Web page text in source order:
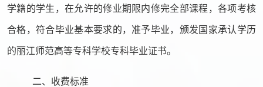
学籍的学生，在允许的修业期限内修完全部课程，各项考核
合格，符合毕业基本要求的，准予毕业，颁发国家承认学历
的丽江师范高等专科学校专科毕业证书。
二、收费标准